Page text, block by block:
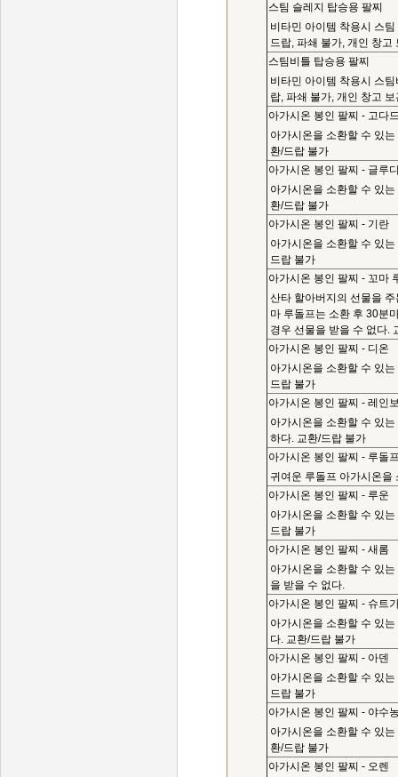
스팀 슬레지 탑승용 팔찌
비타민 아이템 착용시 스
드랍, 파쇄 불가, 개인 창고
스팀비틀 탑승용 팔찌
비타민 아이템 착용시 스
랍, 파쇄 불가, 개인 창고
아가시온 봉인 팔찌 - 고다
아가시온을 소환할 수 있
환/드랍 불가
아가시온 봉인 팔찌 - 글루
아가시온을 소환할 수 있
환/드랍 불가
아가시온 봉인 팔찌 - 기란
아가시온을 소환할 수 있
드랍 불가
아가시온 봉인 팔찌 - 꼬마
산타 할아버지의 선물을
마 루돌프는 소환 후 30분
경우 선물을 받을 수 없다.
아가시온 봉인 팔찌 - 디온
아가시온을 소환할 수 있
드랍 불가
아가시온 봉인 팔찌 - 레인
아가시온을 소환할 수 있
하다. 교환/드랍 불가
아가시온 봉인 팔찌 - 루돌
귀여운 루돌프 아가시온을
아가시온 봉인 팔찌 - 루운
아가시온을 소환할 수 있
드랍 불가
아가시온 봉인 팔찌 - 새롬
아가시온을 소환할 수 있
을 받을 수 없다.
아가시온 봉인 팔찌 - 슈트
아가시온을 소환할 수 있
다. 교환/드랍 불가
아가시온 봉인 팔찌 - 아덴
아가시온을 소환할 수 있
드랍 불가
아가시온 봉인 팔찌 - 야수
아가시온을 소환할 수 있
환/드랍 불가
아가시온 봉인 팔찌 - 오렌